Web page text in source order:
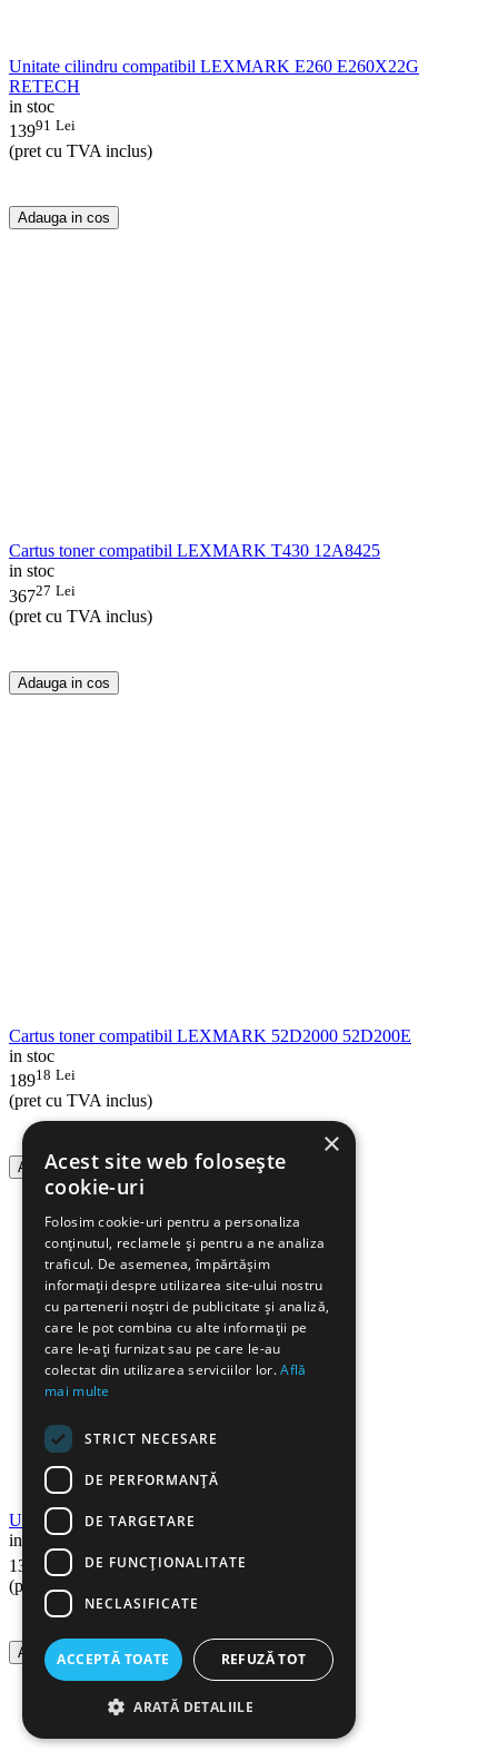
Unitate cilindru compatibil LEXMARK E260 E260X22G
RETECH
in stoc
13991 Lei
(pret cu TVA inclus)
Adauga in cos
Cartus toner compatibil LEXMARK T430 12A8425
in stoc
36727 Lei
(pret cu TVA inclus)
Adauga in cos
Cartus toner compatibil LEXMARK 52D2000 52D200E
in stoc
18918 Lei
(pret cu TVA inclus)
Adauga in cos
Unitate cilindru compatibila LEXMARK E250
in stoc
131
17 Lei
(pret cu TVA inclus)
Adauga in cos
×
Acest site web folosește
cookie-uri
Folosim cookie-uri pentru a personaliza
conținutul, reclamele și pentru a ne analiza
traficul. De asemenea, împărtășim
informații despre utilizarea site-ului nostru
cu partenerii noștri de publicitate și analiză,
care le pot combina cu alte informații pe
care le-ați furnizat sau pe care le-au
colectat din utilizarea serviciilor lor.Află
mai multe
STRICT NECESARE
DE PERFORMANȚĂ
DE TARGETARE
DE FUNCŢIONALITATE
NECLASIFICATE
ACCEPTĂ TOATE REFUZĂ TOT
ARATĂ DETALIILE